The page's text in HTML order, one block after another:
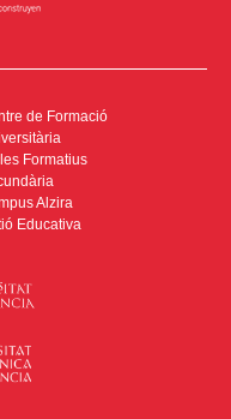
de Formació
Formatius
Alzira
Educativa